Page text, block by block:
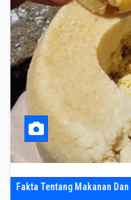
Fakta Tentang Makanan